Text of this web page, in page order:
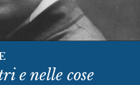
e nelle cose